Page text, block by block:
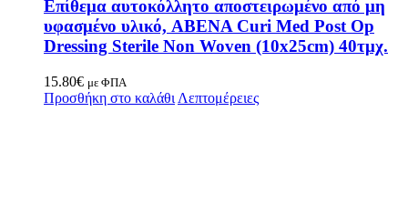
Επίθεμα αυτοκόλλητο αποστειρωμένο από μη
υφασμένο υλικό, ABENA Curi Med Post Op
Dressing Sterile Non Woven (10x25cm) 40τμχ.
15.80€ με ΦΠΑ
Προσθήκη στο καλάθι Λεπτομέρειες